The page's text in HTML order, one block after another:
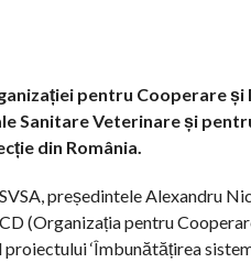
pentru Cooperare și
Sanitare Veterinare și
din România.
președintele Alexandru
(Organizația pentru
‘Îmbunătățirea